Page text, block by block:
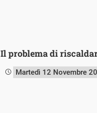
Il problema di
Martedì 12 Novembre